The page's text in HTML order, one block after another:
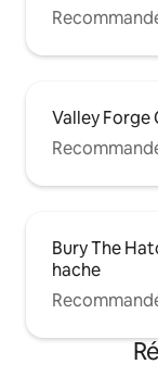
Valley Forge
Bury The
hache